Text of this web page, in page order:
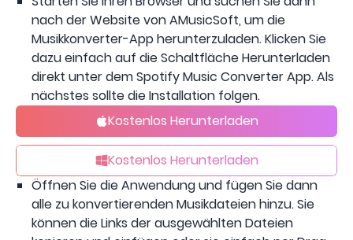
nach der Website von AMusicSoft, um die
Musikkonverter-App herunterzuladen. Klicken Sie
dazu einfach auf die Schaltfläche Herunterladen
direkt unter dem Spotify Music Converter App. Als
nächstes sollte die Installation folgen.
Kostenlos Herunterladen
Kostenlos Herunterladen
Öffnen Sie die Anwendung und fügen Sie dann
alle zu konvertierenden Musikdateien hinzu. Sie
können die Links der ausgewählten Dateien